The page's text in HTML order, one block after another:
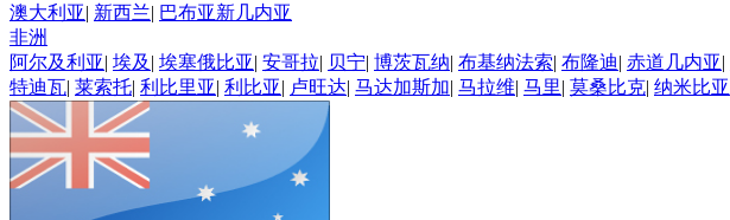
澳大利亚| 新西兰| 巴布亚新几内亚
非洲
阿尔及利亚| 埃及 | 埃塞俄比亚| 安哥拉| 贝宁| 博茨瓦纳| 布基纳法索| 布隆迪| 赤道几内亚|
特迪瓦| 莱索托| 利比里亚| 利比亚| 卢旺达| 马达加斯加| 马拉维| 马里| 莫桑比克| 纳米比亚